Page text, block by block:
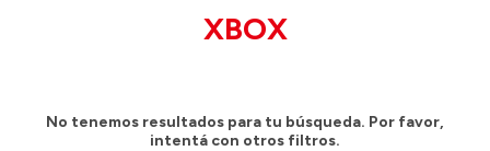
XBOX
No tenemos resultados para tu búsqueda. Por favor,
intentá con otros filtros.